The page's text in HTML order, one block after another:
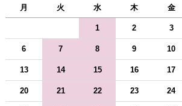
月 火 水 木 金
1 2 3
6 7 8 9 10
13 14 15 16 17
20 21 22 23 24